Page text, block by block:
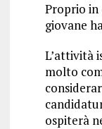
Proprio in
giovane
L’attività
molto
ospiterà